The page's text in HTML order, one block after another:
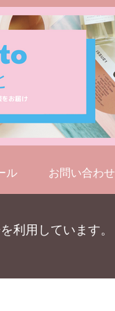
ル お問い合わせ
利用しています。